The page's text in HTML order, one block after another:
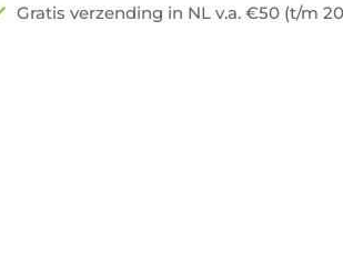
Gratis verzending in NL v.a. €50 (t/m